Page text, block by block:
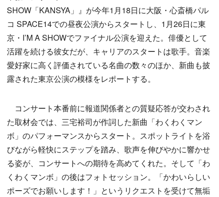
SHOW「KANSYA」』が今年1月18日に大阪・心斎橋パル
コ SPACE14での昼夜公演からスタートし、1月26日に東
京・I’M A SHOWでファイナル公演を迎えた。俳優として
活躍を続ける彼女だが、キャリアのスタートは歌手。音楽
愛好家に高く評価されている名曲の数々のほか、新曲も披
露された東京公演の模様をレポートする。
コンサート本番前に報道関係者との質疑応答が交わされ
た取材会では、三宅裕司が作詞した新曲「わくわくマン
ボ」のパフォーマンスからスタート。スポットライトを浴
びながら軽快にステップを踏み、歌声を伸びやかに響かせ
る姿が、コンサートへの期待を高めてくれた。そして「わ
くわくマンボ」の後はフォトセッション。「かわいらしい
ポーズでお願いします！」というリクエストを受けて無垢